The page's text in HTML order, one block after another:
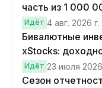
часть из 1 000
Идёт 4 авг. 2026 г.
Бивалютные
xStocks:
прогнозов
Идёт 23 июля 2026
Сезон